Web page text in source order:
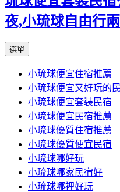
夜,小琉球自由行
選單
主
要
內
容
小琉球便宜住宿推薦
小琉球便宜又好玩的
小琉球便宜套裝民宿
小琉球便宜民宿推薦
小琉球優質住宿推薦
小琉球優質便宜民宿
小琉球哪好玩
小琉球哪家民宿好
小琉球哪裡好玩